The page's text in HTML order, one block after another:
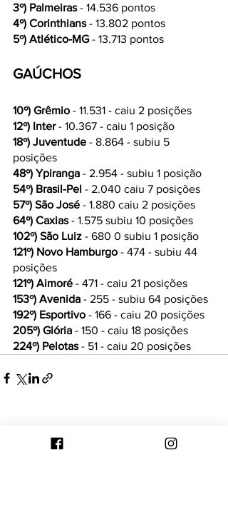
3º) Palmeiras - 14.536 pontos
4º) Corinthians - 13.802 pontos
5º) Atlético-MG - 13.713 pontos
GAÚCHOS
10º) Grêmio - 11.531 - caiu 2 posições
12º) Inter - 10.367 - caiu 1 posição
18º) Juventude - 8.864 - subiu 5
posições
48º) Ypiranga - 2.954 - subiu 1 posição
54º) Brasil-Pel - 2.040 caiu 7 posições
57º) São José - 1.880 caiu 2 posições
64º) Caxias - 1.575 subiu 10 posições
102º) São Luiz - 680 0 subiu 1 posição
121º) Novo Hamburgo - 474 - subiu 44
posições
121º) Aimoré - 471 - caiu 21 posições
153º) Avenida - 255 - subiu 64 posições
192º) Esportivo - 166 - caiu 20 posições
205º) Glória - 150 - caiu 18 posições
224º) Pelotas - 51 - caiu 20 posições